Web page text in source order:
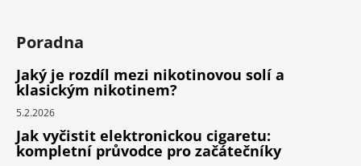
Poradna
Jaký je rozdíl mezi nikotinovou solí a
klasickým nikotinem?
5.2.2026
Jak vyčistit elektronickou cigaretu:
kompletní průvodce pro začátečníky